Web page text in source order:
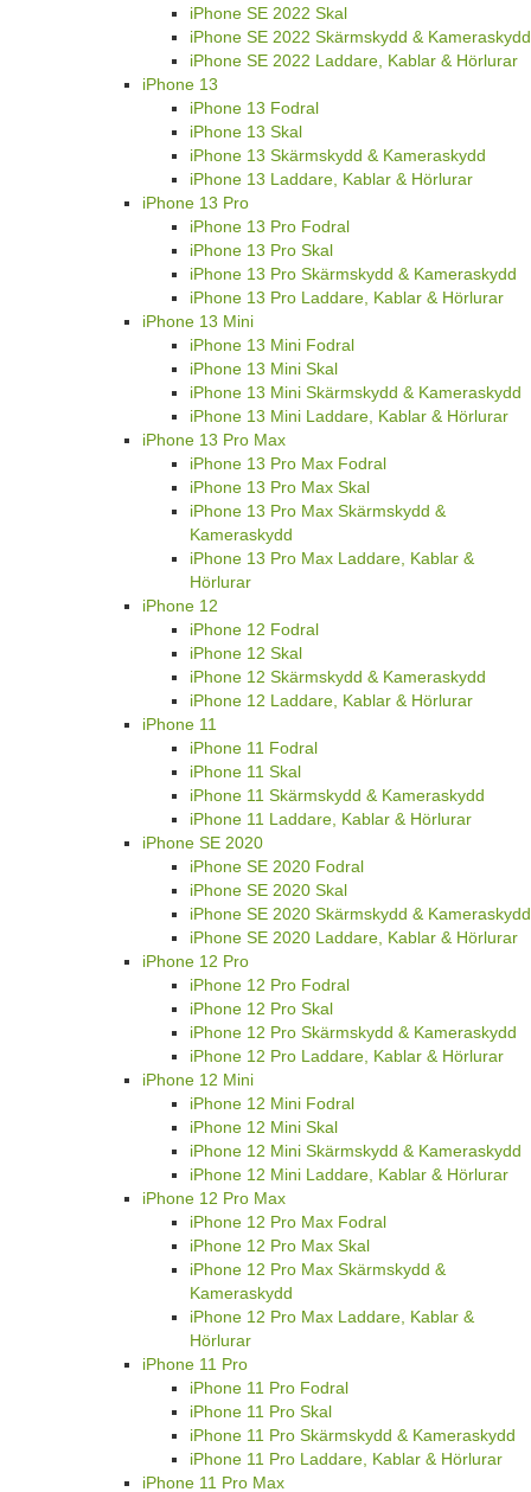
iPhone SE 2022 Skal
iPhone SE 2022 Skärmskydd & Kameraskydd
iPhone SE 2022 Laddare, Kablar & Hörlurar
iPhone 13
iPhone 13 Fodral
iPhone 13 Skal
iPhone 13 Skärmskydd & Kameraskydd
iPhone 13 Laddare, Kablar & Hörlurar
iPhone 13 Pro
iPhone 13 Pro Fodral
iPhone 13 Pro Skal
iPhone 13 Pro Skärmskydd & Kameraskydd
iPhone 13 Pro Laddare, Kablar & Hörlurar
iPhone 13 Mini
iPhone 13 Mini Fodral
iPhone 13 Mini Skal
iPhone 13 Mini Skärmskydd & Kameraskydd
iPhone 13 Mini Laddare, Kablar & Hörlurar
iPhone 13 Pro Max
iPhone 13 Pro Max Fodral
iPhone 13 Pro Max Skal
iPhone 13 Pro Max Skärmskydd &
Kameraskydd
iPhone 13 Pro Max Laddare, Kablar &
Hörlurar
iPhone 12
iPhone 12 Fodral
iPhone 12 Skal
iPhone 12 Skärmskydd & Kameraskydd
iPhone 12 Laddare, Kablar & Hörlurar
iPhone 11
iPhone 11 Fodral
iPhone 11 Skal
iPhone 11 Skärmskydd & Kameraskydd
iPhone 11 Laddare, Kablar & Hörlurar
iPhone SE 2020
iPhone SE 2020 Fodral
iPhone SE 2020 Skal
iPhone SE 2020 Skärmskydd & Kameraskydd
iPhone SE 2020 Laddare, Kablar & Hörlurar
iPhone 12 Pro
iPhone 12 Pro Fodral
iPhone 12 Pro Skal
iPhone 12 Pro Skärmskydd & Kameraskydd
iPhone 12 Pro Laddare, Kablar & Hörlurar
iPhone 12 Mini
iPhone 12 Mini Fodral
iPhone 12 Mini Skal
iPhone 12 Mini Skärmskydd & Kameraskydd
iPhone 12 Mini Laddare, Kablar & Hörlurar
iPhone 12 Pro Max
iPhone 12 Pro Max Fodral
iPhone 12 Pro Max Skal
iPhone 12 Pro Max Skärmskydd &
Kameraskydd
iPhone 12 Pro Max Laddare, Kablar &
Hörlurar
iPhone 11 Pro
iPhone 11 Pro Fodral
iPhone 11 Pro Skal
iPhone 11 Pro Skärmskydd & Kameraskydd
iPhone 11 Pro Laddare, Kablar & Hörlurar
iPhone 11 Pro Max